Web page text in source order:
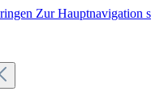
Zur Hauptnavigation